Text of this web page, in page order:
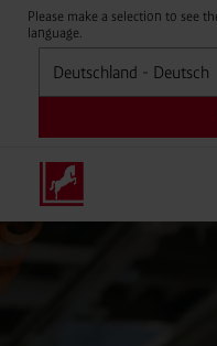
Please make a selection to see
language.
Auswählen